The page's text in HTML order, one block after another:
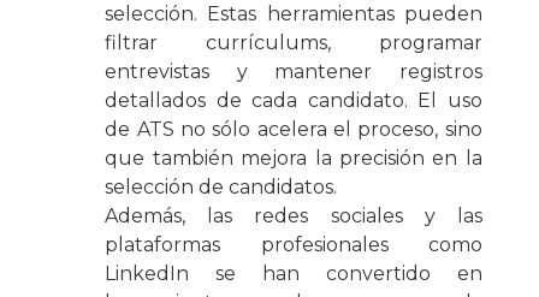
selección. Estas herramientas pueden
filtrar currículums, programar
entrevistas y mantener registros
detallados de cada candidato. El uso
de ATS no sólo acelera el proceso, sino
que también mejora la precisión en la
selección de candidatos.
Además, las redes sociales y las
plataformas profesionales como
LinkedIn se han convertido en